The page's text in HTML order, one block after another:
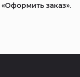
«Оформить заказ».